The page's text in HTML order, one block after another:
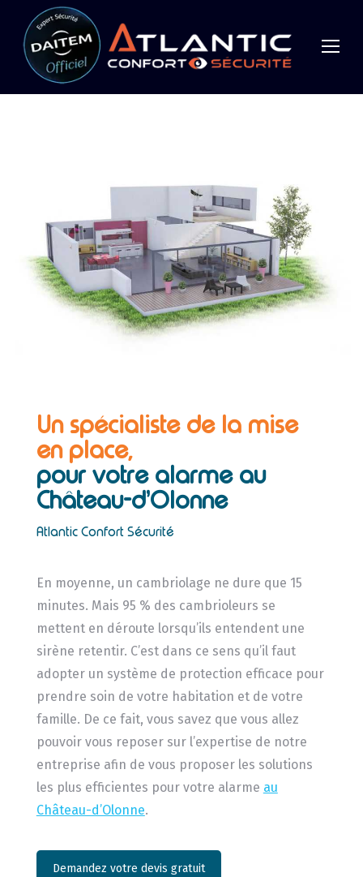
Un spécialiste de la mise
en place,
pour votre alarme au
Château-d’Olonne
Atlantic Confort Sécurité
En moyenne, un cambriolage ne dure que 15
minutes. Mais 95 % des cambrioleurs se
mettent en déroute lorsqu’ils entendent une
sirène retentir. C’est dans ce sens qu’il faut
adopter un système de protection efficace pour
prendre soin de votre habitation et de votre
famille. De ce fait, vous savez que vous allez
pouvoir vous reposer sur l’expertise de notre
entreprise afin de vous proposer les solutions
les plus efficientes pour votre alarme au
Château-d’Olonne.
Demandez votre devis gratuit